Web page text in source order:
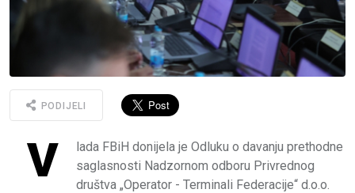
PODIJELI
V
lada FBiH donijela je Odluku o davanju prethodne
saglasnosti Nadzornom odboru Privrednog
društva „Operator - Terminali Federacije“ d.o.o.